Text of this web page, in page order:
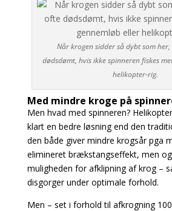
Når krogen sidder så dybt som
dødsdømt, hvis ikke spinneren fiskes
helikopter-rig.
Med mindre kroge på
Men hvad med spinneren?
klart en bedre løsning end den
den både giver mindre krogsår pga
elimineret brækstangseffekt, men
muligheden for afklipning af krog –
disgorgerunder optimale forhold.
Men – set i forhold til afkrogning